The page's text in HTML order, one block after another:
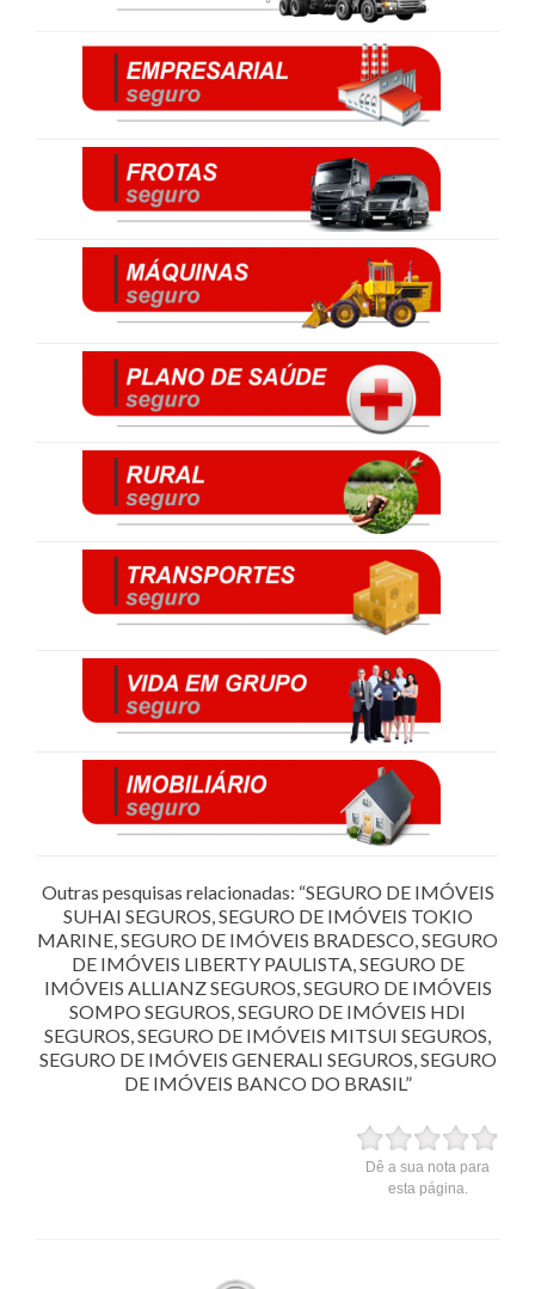
Outras pesquisas relacionadas: “SEGURO DE IMÓVEIS
SUHAI SEGUROS, SEGURO DE IMÓVEIS TOKIO
MARINE, SEGURO DE IMÓVEIS BRADESCO, SEGURO
DE IMÓVEIS LIBERTY PAULISTA, SEGURO DE
IMÓVEIS ALLIANZ SEGUROS, SEGURO DE IMÓVEIS
SOMPO SEGUROS, SEGURO DE IMÓVEIS HDI
SEGUROS, SEGURO DE IMÓVEIS MITSUI SEGUROS,
SEGURO DE IMÓVEIS GENERALI SEGUROS, SEGURO
DE IMÓVEIS BANCO DO BRASIL”
Dê a sua nota para
esta página.